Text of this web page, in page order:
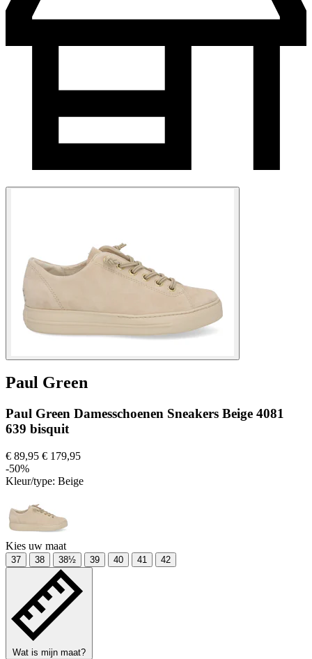
Paul Green
Paul Green Damesschoenen Sneakers Beige 4081
639 bisquit
€ 89,95 € 179,95
-50%
Kleur/type: Beige
Kies uw maat
37 38 38½ 39 40 41 42
Wat is mijn maat?